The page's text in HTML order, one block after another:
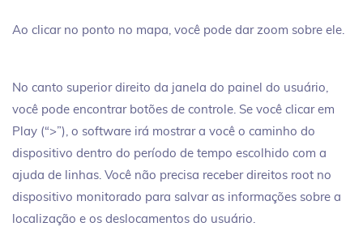
Ao clicar no ponto no mapa, você pode dar zoom sobre ele.
No canto superior direito da janela do painel do usuário,
você pode encontrar botões de controle. Se você clicar em
Play (“>”), o software irá mostrar a você o caminho do
dispositivo dentro do período de tempo escolhido com a
ajuda de linhas. Você não precisa receber direitos root no
dispositivo monitorado para salvar as informações sobre a
localização e os deslocamentos do usuário.